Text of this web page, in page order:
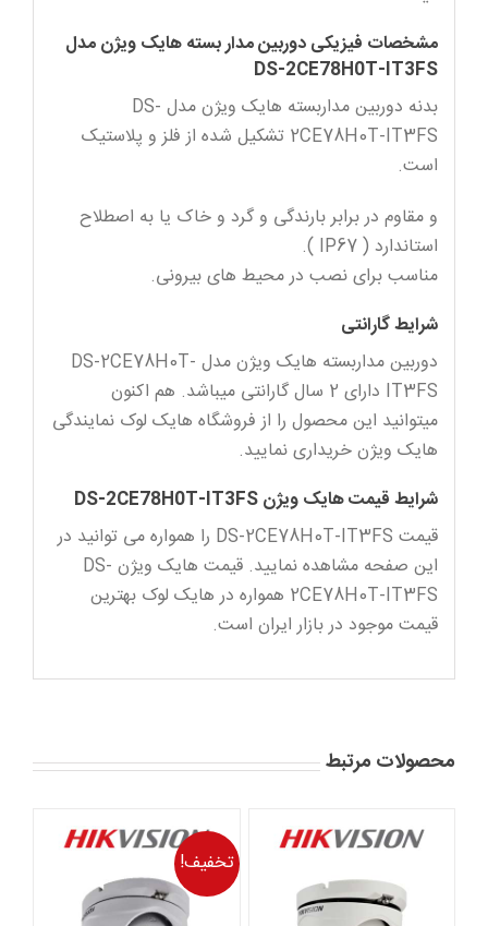
مشخصات فیزیکی دوربین مدار بسته هایک ویژن مدل
DS-2CE78H0T-IT3FS
بدنه دوربین مداربسته هایک ویژن مدل DS-
2CE78H0T-IT3FS تشکیل شده از فلز و پلاستیک
است.
و مقاوم در برابر بارندگی و گرد و خاک یا به اصطلاح
استاندارد ( IP67 ).
مناسب برای نصب در محیط های بیرونی.
شرایط گارانتی
دوربین مداربسته هایک ویژن مدل DS-2CE78H0T-
IT3FS دارای 2 سال گارانتی میباشد. هم اکنون
میتوانید این محصول را از فروشگاه هایک لوک نمایندگی
هایک ویژن خریداری نمایید.
شرایط قیمت هایک ویژن DS-2CE78H0T-IT3FS
قیمت DS-2CE78H0T-IT3FS را همواره می توانید در
این صفحه مشاهده نمایید. قیمت هایک ویژن DS-
2CE78H0T-IT3FS همواره در هایک لوک بهترین
قیمت موجود در بازار ایران است.
محصولات مرتبط
تخفیف!